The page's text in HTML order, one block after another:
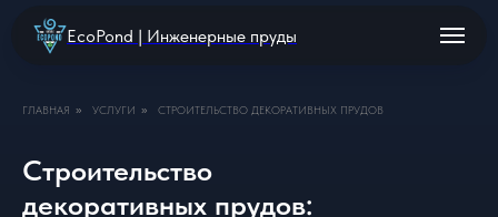
EcoPond | Инженерные пруды
ГЛАВНАЯ » УСЛУГИ » СТРОИТЕЛЬСТВО ДЕКОРАТИВНЫХ ПРУДОВ
Строительство
декоративных прудов: